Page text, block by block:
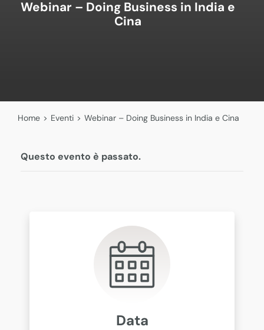
Webinar – Doing Business in India e
Cina
Home > Eventi > Webinar – Doing Business in India e Cina
Questo evento è passato.
Data